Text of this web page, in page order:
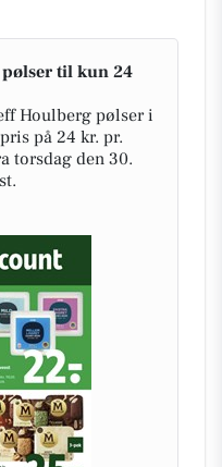
til kun 24
Houlberg pølser i
på 24 kr. pr.
torsdag den 30.